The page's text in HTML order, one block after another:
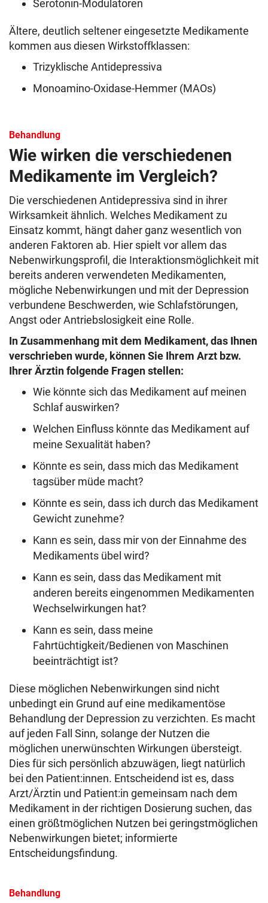
Serotonin-Modulatoren
Ältere, deutlich seltener eingesetzte Medikamente
kommen aus diesen Wirkstoffklassen:
Trizyklische Antidepressiva
Monoamino-Oxidase-Hemmer (MAOs)
Behandlung
Wie wirken die verschiedenen
Medikamente im Vergleich?
Die verschiedenen Antidepressiva sind in ihrer
Wirksamkeit ähnlich. Welches Medikament zu
Einsatz kommt, hängt daher ganz wesentlich von
anderen Faktoren ab. Hier spielt vor allem das
Nebenwirkungsprofil, die Interaktionsmöglichkeit mit
bereits anderen verwendeten Medikamenten,
mögliche Nebenwirkungen und mit der Depression
verbundene Beschwerden, wie Schlafstörungen,
Angst oder Antriebslosigkeit eine Rolle.
In Zusammenhang mit dem Medikament, das Ihnen
verschrieben wurde, können Sie Ihrem Arzt bzw.
Ihrer Ärztin folgende Fragen stellen:
Wie könnte sich das Medikament auf meinen
Schlaf auswirken?
Welchen Einfluss könnte das Medikament auf
meine Sexualität haben?
Könnte es sein, dass mich das Medikament
tagsüber müde macht?
Könnte es sein, dass ich durch das Medikament
Gewicht zunehme?
Kann es sein, dass mir von der Einnahme des
Medikaments übel wird?
Kann es sein, dass das Medikament mit
anderen bereits eingenommen Medikamenten
Wechselwirkungen hat?
Kann es sein, dass meine
Fahrtüchtigkeit/Bedienen von Maschinen
beeinträchtigt ist?
Diese möglichen Nebenwirkungen sind nicht
unbedingt ein Grund auf eine medikamentöse
Behandlung der Depression zu verzichten. Es macht
auf jeden Fall Sinn, solange der Nutzen die
möglichen unerwünschten Wirkungen übersteigt.
Dies für sich persönlich abzuwägen, liegt natürlich
bei den Patient:innen. Entscheidend ist es, dass
Arzt/Ärztin und Patient:in gemeinsam nach dem
Medikament in der richtigen Dosierung suchen, das
einen größtmöglichen Nutzen bei geringstmöglichen
Nebenwirkungen bietet; informierte
Entscheidungsfindung.
Behandlung